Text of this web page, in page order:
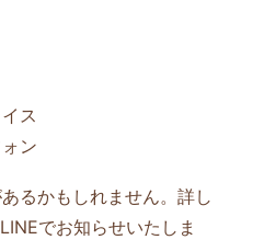
ス
ン
るかもしれません。詳し
でお知らせいたしま